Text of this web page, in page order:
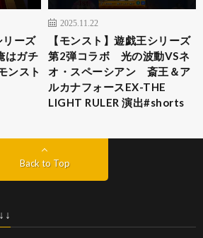
リーズ
はガチ
ンスト
2025.11.22
【モンスト】遊戯王シリーズ
第2弾コラボ 光の波動VSネ
オ・スペーシアン 斎王＆ア
ルカナフォースEX-THE
LIGHT RULER 演出#shorts
Back to Top